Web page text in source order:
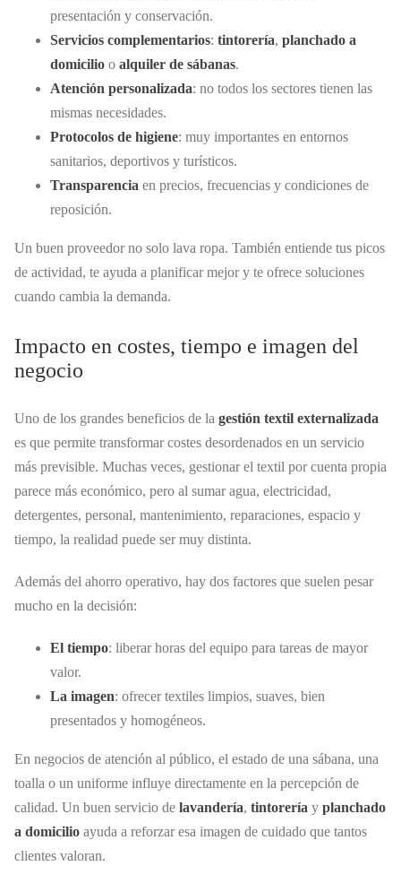
presentación y conservación.
Servicios complementarios: tintorería, planchado a
domicilio o alquiler de sábanas.
Atención personalizada: no todos los sectores tienen las
mismas necesidades.
Protocolos de higiene: muy importantes en entornos
sanitarios, deportivos y turísticos.
Transparencia en precios, frecuencias y condiciones de
reposición.
Un buen proveedor no solo lava ropa. También entiende tus picos
de actividad, te ayuda a planificar mejor y te ofrece soluciones
cuando cambia la demanda.
Impacto en costes, tiempo e imagen del
negocio
Uno de los grandes beneficios de la gestión textil externalizada
es que permite transformar costes desordenados en un servicio
más previsible. Muchas veces, gestionar el textil por cuenta propia
parece más económico, pero al sumar agua, electricidad,
detergentes, personal, mantenimiento, reparaciones, espacio y
tiempo, la realidad puede ser muy distinta.
Además del ahorro operativo, hay dos factores que suelen pesar
mucho en la decisión:
El tiempo: liberar horas del equipo para tareas de mayor
valor.
La imagen: ofrecer textiles limpios, suaves, bien
presentados y homogéneos.
En negocios de atención al público, el estado de una sábana, una
toalla o un uniforme influye directamente en la percepción de
calidad. Un buen servicio de lavandería, tintorería y planchado
a domicilio ayuda a reforzar esa imagen de cuidado que tantos
clientes valoran.